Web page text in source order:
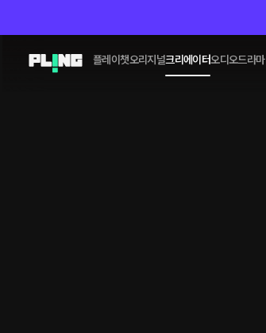
플레이챗오리지널크리에이터오디오드라마